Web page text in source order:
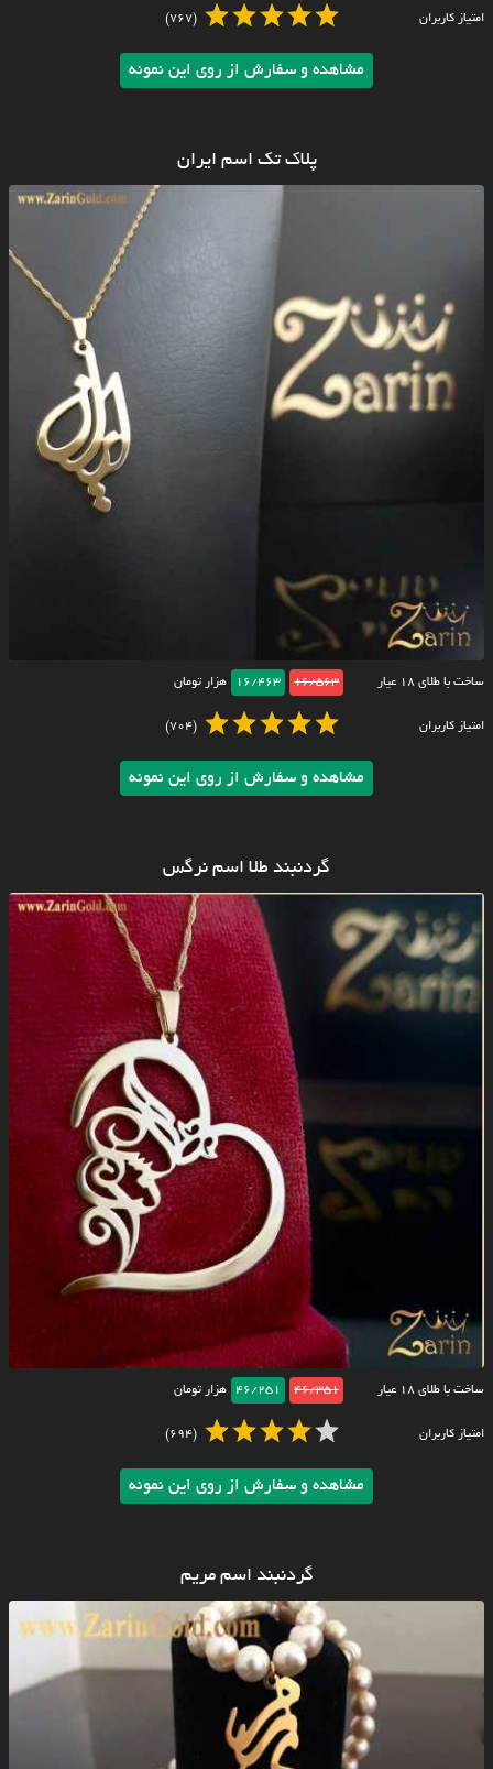
امتیاز کاربران (767)
مشاهده و سفارش از روی این نمونه
پلاک تک اسم ایران
ساخت با طلای ۱۸ عیار 16/563
16/463 هزار تومان
امتیاز کاربران (704)
مشاهده و سفارش از روی این نمونه
گردنبند طلا اسم نرگس
ساخت با طلای ۱۸ عیار 46/351
46/251 هزار تومان
امتیاز کاربران (694)
مشاهده و سفارش از روی این نمونه
گردنبند اسم مریم